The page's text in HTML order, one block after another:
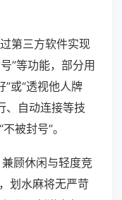
第三方软件实现
”等功能，部分用
”或“透视他人牌
、自动连接等技
被封号”。
顾休闲与轻度竞
划水麻将无严苛